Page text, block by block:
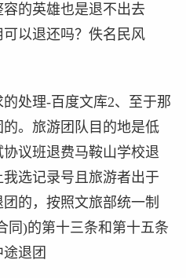
的英雄也是退不出去
以退还吗？佚名民风
处理-百度文库2、至于那
。旅游团队目的地是低
议班退费马鞍山学校退
选记录号且旅游者出于
的，按照文旅部统一制
同)的第十三条和第十五条
退团